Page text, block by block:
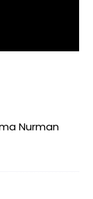
Nurman